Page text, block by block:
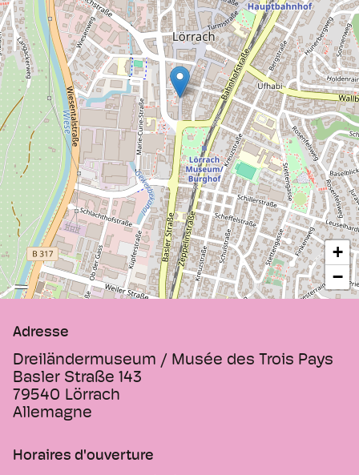
des habitants ? Qu’est-ce qui divise les
habitants, qu’est-ce qui les réunit par-delà
les frontières ?
Avec l'exposition des Trois Pays, le Musée
des Trois Pays Lörrach propose à ses
visiteurs un voyage dans la region. De
caractère à la fois distrayant et exploratoire,
l’exposition présente , en français et en
allemand, des pièces originales
remarquables et des stations interactives
intégrés dans une muséographie soignée
et variée.
+
−
Adresse
Dreiländermuseum / Musée des Trois Pays
Basler Straße 143
79540 Lörrach
Allemagne
Horaires d'ouverture